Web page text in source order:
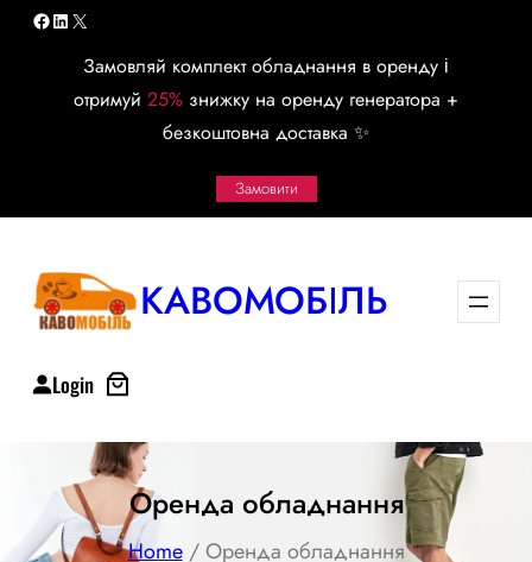
Перейти
содержимому
Facebook
LinkedIn
X
Замовляй комплект обладнання в оренду і
отримуй 25% знижку на оренду генератора +
безкоштовна доставка ✨
Замовити
КАВОМОБІЛЬ
Login
Оренда обладнання
Home/ Оренда обладнання